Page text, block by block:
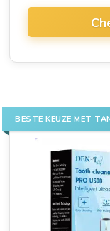
BESTE KEUZE MET